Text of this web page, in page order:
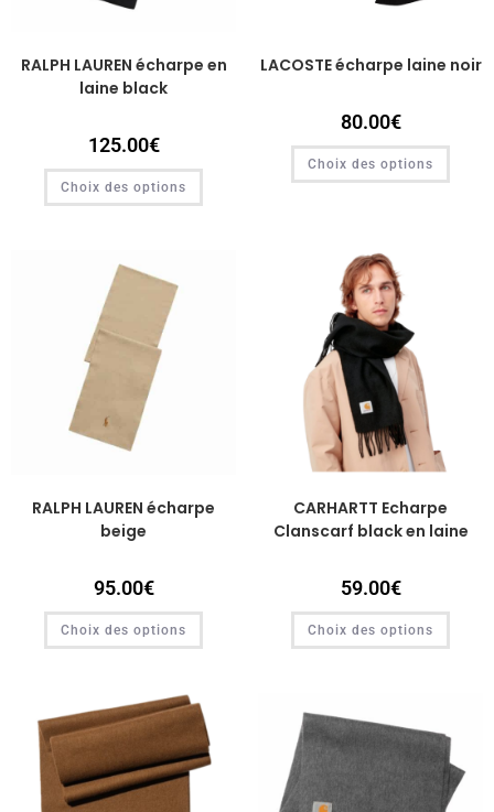
RALPH LAUREN écharpe en
laine black
125.00€
Choix des options
LACOSTE écharpe laine noir
80.00€
Choix des options
RALPH LAUREN écharpe
beige
95.00€
Choix des options
CARHARTT Echarpe
Clanscarf black en laine
59.00€
Choix des options